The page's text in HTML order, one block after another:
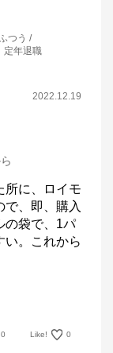
つう
定年退職
2022.12.19
所に、ロイモ
で、即、購入
の袋で、1パ
い。これから
0 Like! 0